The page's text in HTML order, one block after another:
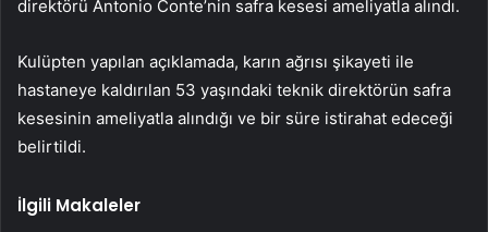
direktörü Antonio Conte’nin safra kesesi ameliyatla alındı.
Kulüpten yapılan açıklamada, karın ağrısı şikayeti ile
hastaneye kaldırılan 53 yaşındaki teknik direktörün safra
kesesinin ameliyatla alındığı ve bir süre istirahat edeceği
belirtildi.
İlgili Makaleler